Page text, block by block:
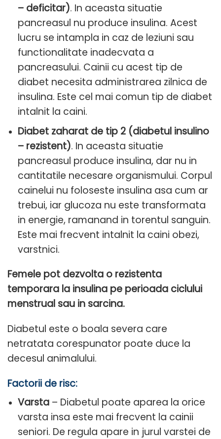
– deficitar). In aceasta situatie
pancreasul nu produce insulina. Acest
lucru se intampla in caz de leziuni sau
functionalitate inadecvata a
pancreasului. Cainii cu acest tip de
diabet necesita administrarea zilnica de
insulina. Este cel mai comun tip de diabet
intalnit la caini.
Diabet zaharat de tip 2 (diabetul insulino
– rezistent). In aceasta situatie
pancreasul produce insulina, dar nu in
cantitatile necesare organismului. Corpul
cainelui nu foloseste insulina asa cum ar
trebui, iar glucoza nu este transformata
in energie, ramanand in torentul sanguin.
Este mai frecvent intalnit la caini obezi,
varstnici.
Femele pot dezvolta o rezistenta
temporara la insulina pe perioada ciclului
menstrual sau in sarcina.
Diabetul este o boala severa care
netratata corespunator poate duce la
decesul animalului.
Factorii de risc:
Varsta– Diabetul poate aparea la orice
varsta insa este mai frecvent la cainii
seniori. De regula apare in jurul varstei de